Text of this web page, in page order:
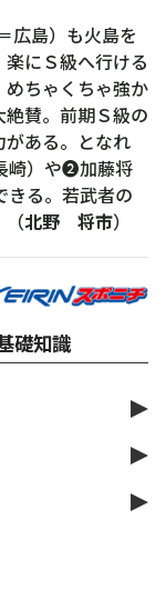
広島）も火島を
楽にＳ級へ行ける
ちゃくちゃ強か
賛。前期Ｓ級の
ある。となれ
崎）や❷加藤将
きる。若武者の
北野 将市）
礎知識